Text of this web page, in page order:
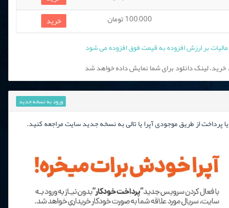
100,000 تومان
خرید
لینک دانلود برای شما نمایش داده خواهد شد
ورود به نسخه جدید
پرداخت از طریق موجودی آپرا یا تالی به نسخه جدید سایت مراجعه کنید.